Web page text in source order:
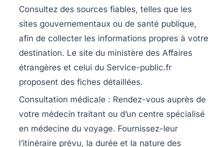
Consultez des sources fiables, telles que les
sites gouvernementaux ou de santé publique,
afin de collecter les informations propres à votre
destination. Le site du ministère des Affaires
étrangères et celui du Service-public.fr
proposent des fiches détaillées.
Consultation médicale : Rendez-vous auprès de
votre médecin traitant ou d’un centre spécialisé
en médecine du voyage. Fournissez-leur
l’itinéraire prévu, la durée et la nature des